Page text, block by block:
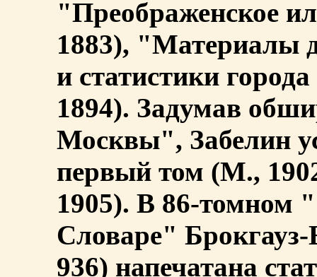
"Преображенское
1883), "Материалы
и статистики
1894). Задумав
Москвы", Забелин
первый том (М.,
1905). В 86-томном
Словаре"
936) напечатана